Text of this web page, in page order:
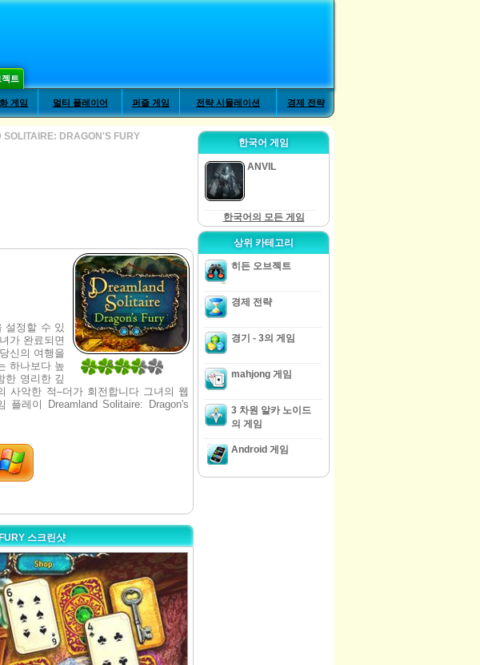
트
게임 멀티 플레이어 퍼즐 게임 전략 시뮬레이션 경제 전략
SOLITAIRE: DRAGON'S FURY
3
설정할 수 있
가 완료되면
신의 여행을
하나보다 높
한 영리한 깊
사악한 적–더가 회전합니다 그녀의 웹
플레이 Dreamland Solitaire: Dragon's
스크린샷
한국어 게임
ANVIL
한국어의 모든 게임
상위 카테고리
히든 오브젝트
경제 전략
경기 - 3의 게임
mahjong 게임
3 차원 알카 노이드
의 게임
Android 게임